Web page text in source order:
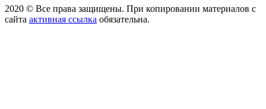
2020 © Все права защищены. При копировании материалов с
сайта активная ссылка обязательна.